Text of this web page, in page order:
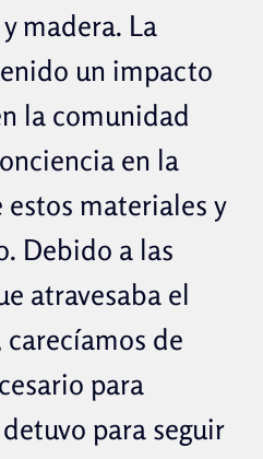
madera. La
un impacto
la comunidad
en la
materiales y
Debido a las
atravesaba el
carecíamos de
para
para seguir